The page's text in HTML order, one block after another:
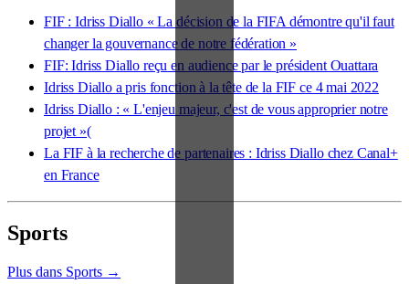
FIF : Idriss Diallo « La décision de la FIFA démontre qu'il faut
changer la gouvernance de notre fédération »
FIF: Idriss Diallo reçu en audience par le président Ouattara
Idriss Diallo a pris fonction à la tête de la FIF ce 4 mai 2022
Idriss Diallo : « L'enjeu majeur, c'est de vous approprier notre
projet »(
La FIF à la recherche de partenaires : Idriss Diallo chez Canal+
en France
Sports
Plus dans Sports →